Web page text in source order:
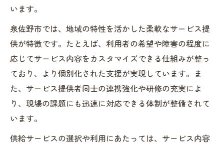
転職希望者必見ガイドヘルパーの働き方改
革
地域支援を進める泉佐野市の取り組み解説
泉佐野市の障害福祉サービス推進策を解説
障害者支援における泉佐野市の独自性とは
泉佐野市市政が進める魅力的な支援施策
います。
泉佐野市では、地域の特性を活かした柔軟なサービス提
供が特徴です。たとえば、利用者の希望や障害の程度に
応じてサービス内容をカスタマイズできる仕組みが整っ
ており、より個別化された支援が実現しています。ま
た、サービス提供者同士の連携強化や研修の充実によ
り、現場の課題にも迅速に対応できる体制が整備されて
います。
供給サービスの選択や利用にあたっては、サービス内容